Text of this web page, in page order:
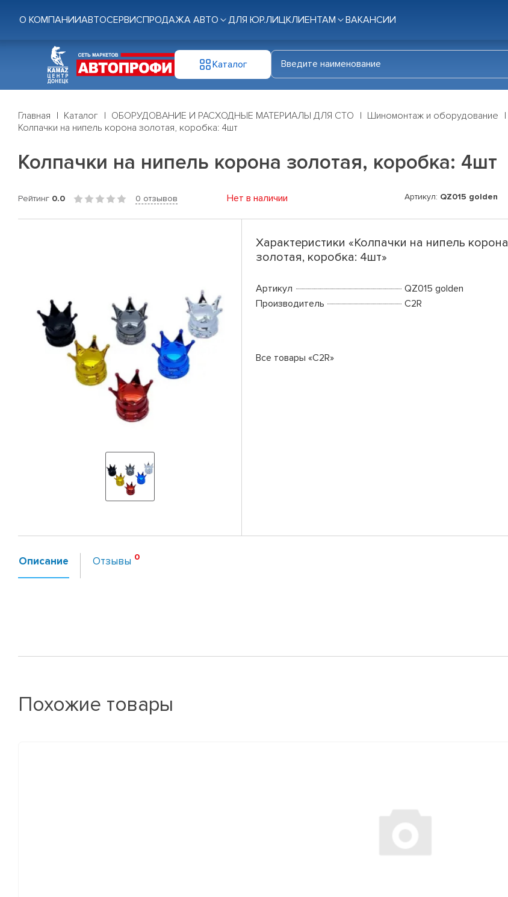
О КОМПАНИИАВТОСЕРВИСПРОДАЖА АВТО ДЛЯ ЮР.ЛИЦКЛИЕНТАМ ВАКАНСИИ
Каталог
Главная Каталог ОБОРУДОВАНИЕ И РАСХОДНЫЕ МАТЕРИАЛЫ ДЛЯ СТО Шиномонтаж и оборудование
Колпачки на нипель корона золотая, коробка: 4шт
Колпачки на нипель корона золотая, коробка: 4шт
Рейтинг 0.0 0 отзывов Нет в наличии Артикул: QZ015 golden
Характеристики «Колпачки на нипель корона
золотая, коробка: 4шт»
Артикул
QZ015 golden
Производитель
C2R
Все товары «C2R»
Описание Отзывы
Похожие товары